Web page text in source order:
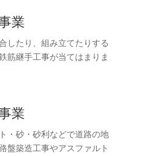
業
したり、組み立てたりする
筋継手工事が当てはまりま
業
・砂・砂利などで道路の地
盤築造工事やアスファルト